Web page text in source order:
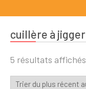
cuillère à jigger
5 résultats affichés